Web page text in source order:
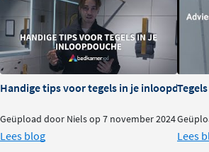
Handige tips voor tegels in je inloopdouche
Geüpload door Niels op 7 november 2024
Lees blog Lees